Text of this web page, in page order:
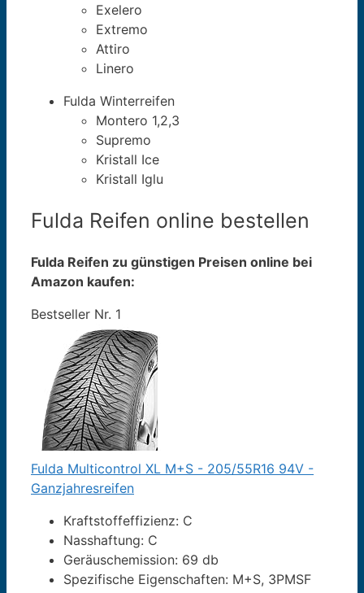
Exelero
Extremo
Attiro
Linero
Fulda Winterreifen
Montero 1,2,3
Supremo
Kristall Ice
Kristall Iglu
Fulda Reifen online bestellen
Fulda Reifen zu günstigen Preisen online bei
Amazon kaufen:
Bestseller Nr. 1
Fulda Multicontrol XL M+S - 205/55R16 94V -
Ganzjahresreifen
Kraftstoffeffizienz: C
Nasshaftung: C
Geräuschemission: 69 db
Spezifische Eigenschaften: M+S, 3PMSF